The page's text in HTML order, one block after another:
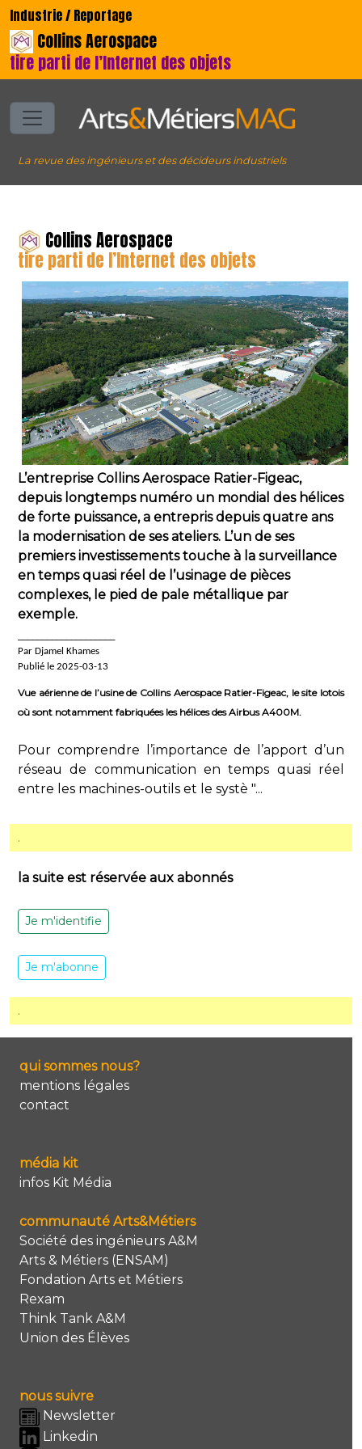
Industrie / Reportage
Collins Aerospace
tire parti de l’Internet des objets
La revue des ingénieurs et des décideurs industriels
Collins Aerospace
tire parti de l’Internet des objets
L’entreprise Collins Aerospace Ratier-Figeac,
depuis longtemps numéro un mondial des hélices
de forte puissance, a entrepris depuis quatre ans
la modernisation de ses ateliers. L’un de ses
premiers investissements touche à la surveillance
en temps quasi réel de l’usinage de pièces
complexes, le pied de pale métallique par
exemple.
Par Djamel Khames
Publié le 2025-03-13
Vue aérienne de l’usine de Collins Aerospace Ratier-Figeac, le site lotois
où sont notamment fabriquées les hélices des Airbus A400M.
Pour comprendre l’importance de l’apport d’un
réseau de communication en temps quasi réel
entre les machines-outils et le systè "...
.
la suite est réservée aux abonnés
Je m'identifie
Je m'abonne
.
qui sommes nous?
mentions légales
contact
média kit
infos Kit Média
communauté Arts&Métiers
Société des ingénieurs A&M
Arts & Métiers (ENSAM)
Fondation Arts et Métiers
Rexam
Think Tank A&M
Union des Élèves
nous suivre
Newsletter
Linkedin